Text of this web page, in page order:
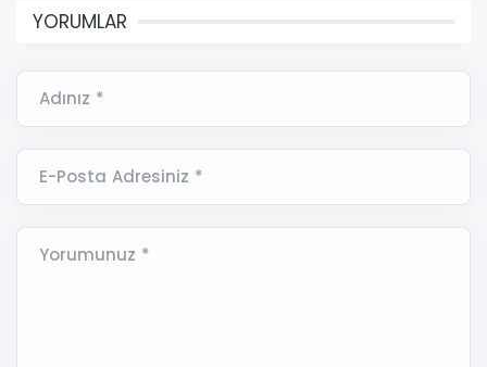
YORUMLAR
Adınız *
E-Posta Adresiniz *
Yorumunuz *